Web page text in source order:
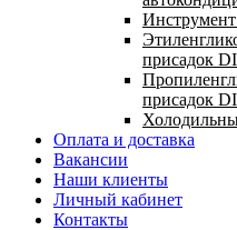
Инструмент
присадок
присадок
Оплата и доставка
Вакансии
Наши клиенты
Личный кабинет
Контакты